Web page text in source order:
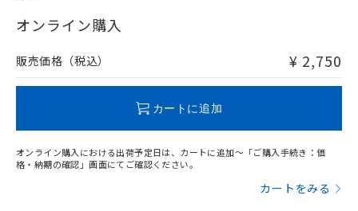
在庫等で未対応品が混在する可能性があります。
問い合わせください。
オンライン購入
販売価格（税込） ¥ 2,750
カートに追加
オンライン購入における出荷予定日は、カートに追加～「ご購入手続き：価
格・納期の確認」画面にてご確認ください。
カートをみる